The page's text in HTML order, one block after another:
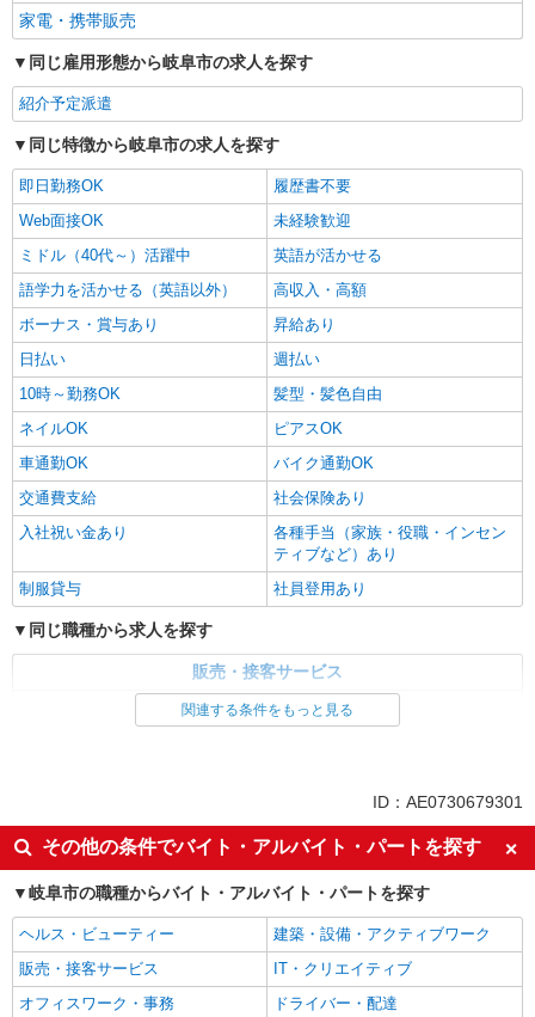
家電・携帯販売
同じ雇用形態から岐阜市の求人を探す
紹介予定派遣
同じ特徴から岐阜市の求人を探す
即日勤務OK
履歴書不要
Web面接OK
未経験歓迎
ミドル（40代～）活躍中
英語が活かせる
語学力を活かせる（英語以外）
高収入・高額
ボーナス・賞与あり
昇給あり
日払い
週払い
10時～勤務OK
髪型・髪色自由
ネイルOK
ピアスOK
車通勤OK
バイク通勤OK
交通費支給
社会保険あり
入社祝い金あり
各種手当（家族・役職・インセン
ティブなど）あり
制服貸与
社員登用あり
同じ職種から求人を探す
販売・接客サービス
英語が活かせる
ボーナス・賞与あり
日払い
車通勤OK
交通費支給
社会保険あり
社員登用あり
関連する条件をもっと見る
ID：AE0730679301
その他の条件でバイト・アルバイト・パートを探す
岐阜市の職種からバイト・アルバイト・パートを探す
ヘルス・ビューティー
建築・設備・アクティブワーク
販売・接客サービス
IT・クリエイティブ
オフィスワーク・事務
ドライバー・配達